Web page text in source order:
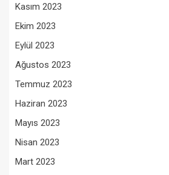
Kasım 2023
Ekim 2023
Eylül 2023
Ağustos 2023
Temmuz 2023
Haziran 2023
Mayıs 2023
Nisan 2023
Mart 2023